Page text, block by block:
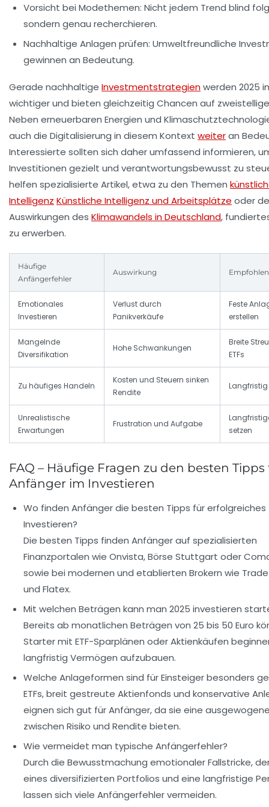
Vorsicht bei Modethemen: Nicht jedem Trend blind
sondern genau recherchieren.
Nachhaltige Anlagen prüfen: Umweltfreundliche
gewinnen an Bedeutung.
Gerade nachhaltige Investmentstrategienwerden 2025
wichtiger und bieten gleichzeitig Chancen auf
Neben erneuerbaren Energien und
auch die Digitalisierung in diesem Kontext weiteran
Interessierte sollten sich daher umfassend informieren,
Investitionen gezielt und verantwortungsbewusst zu
helfen spezialisierte Artikel, etwa zu den Themen
Intelligenz Künstliche Intelligenz und Arbeitsplätze oder
Auswirkungen des Klimawandels in Deutschland,
zu erwerben.
Häufige
Anfängerfehler
Auswirkung
Emotionales
Investieren
Verlust durch
Panikverkäufe
Feste
erstellen
Mangelnde
Diversifikation
Hohe Schwankungen
Breite
ETFs
Zu häufiges Handeln
Kosten und Steuern sinken
Rendite
Unrealistische
Erwartungen
Frustration und Aufgabe
setzen
FAQ – Häufige Fragen zu den besten Tipps
Anfänger im Investieren
Wo finden Anfänger die besten Tipps für erfolgreiches
Investieren?
Die besten Tipps finden Anfänger auf spezialisierten
Finanzportalen wie Onvista, Börse Stuttgart oder
sowie bei modernen und etablierten Brokern wie
und Flatex.
Mit welchen Beträgen kann man 2025 investieren
Bereits ab monatlichen Beträgen von 25 bis 50 Euro
Starter mit ETF-Sparplänen oder Aktienkäufen
langfristig Vermögen aufzubauen.
Welche Anlageformen sind für Einsteiger besonders
ETFs, breit gestreute Aktienfonds und konservative
eignen sich gut für Anfänger, da sie eine
zwischen Risiko und Rendite bieten.
Wie vermeidet man typische Anfängerfehler?
Durch die Bewusstmachung emotionaler Fallstricke,
eines diversifizierten Portfolios und eine langfristige
lassen sich viele Anfängerfehler vermeiden.